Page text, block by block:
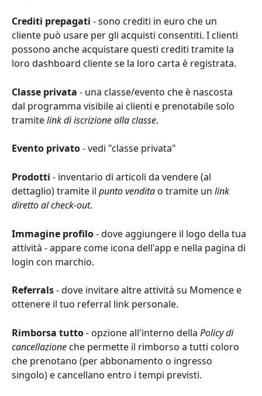
Crediti prepagati - sono crediti in euro che un
cliente può usare per gli acquisti consentiti. I clienti
possono anche acquistare questi crediti tramite la
loro dashboard cliente se la loro carta è registrata.
Classe privata - una classe/evento che è nascosta
dal programma visibile ai clienti e prenotabile solo
tramite link di iscrizione alla classe.
Evento privato - vedi "classe privata"
Prodotti - inventario di articoli da vendere (al
dettaglio) tramite il punto vendita o tramite un link
diretto al check-out.
Immagine profilo - dove aggiungere il logo della tua
attività - appare come icona dell'app e nella pagina di
login con marchio.
Referrals - dove invitare altre attività su Momence e
ottenere il tuo referral link personale.
Rimborsa tutto - opzione all'interno della Policy di
cancellazione che permette il rimborso a tutti coloro
che prenotano (per abbonamento o ingresso
singolo) e cancellano entro i tempi previsti.